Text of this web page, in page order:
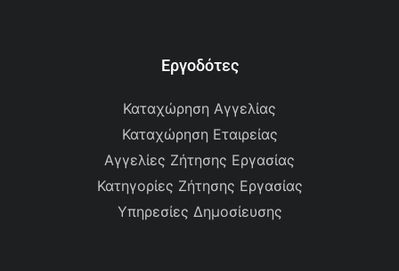
Εργοδότες
Καταχώρηση Αγγελίας
Καταχώρηση Εταιρείας
Αγγελίες Ζήτησης Εργασίας
Κατηγορίες Ζήτησης Εργασίας
Υπηρεσίες Δημοσίευσης